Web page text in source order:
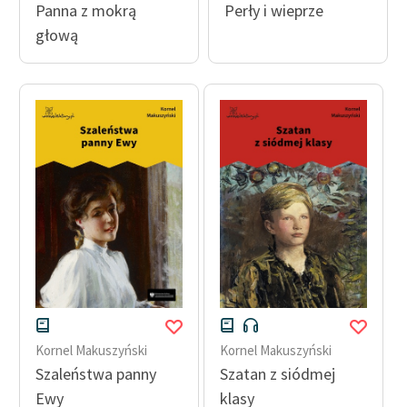
Ręce pełne poezji
Kolekcje edukacyjne
twórców przechodzących
do domeny publicznej,
lektur szkolnych oraz
Starego Testamentu
Odkurzamy bohaterów
Szkoła Poezji Wolnych
O nas
Kontakt
O projekcie
Zespół
Panna z mokrą
głową
Perły i wieprze
Kornel Makuszyński
Szaleństwa panny
Ewy
Kornel Makuszyński
Szatan z siódmej
klasy